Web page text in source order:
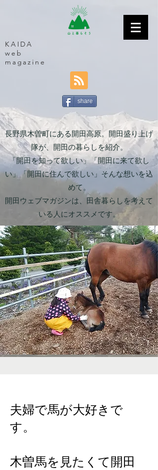
KAIDA
web
magazine
share
長野県木曽町にある開田高原。開田盛り上げ
隊が、開田の暮らしを紹介。
「開田を知って欲しい」「開田に来て欲し
い」「開田に住んで欲しい」そんな想いを込
めて。
開田ウェブマガジンは、田舎暮らしを考えて
いる人にオススメです。
夫婦で馬が大好きで
す。
木曽馬を見たくて開田